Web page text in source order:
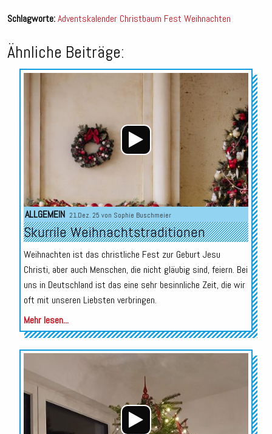
Schlagworte:Adventskalender Christbaum Fest Weihnachten
Ähnliche Beiträge:
Audio-
Player
ALLGEMEIN 21.Dez. 25 von Sophie Buschmeier
Skurrile Weihnachtstraditionen
Weihnachten ist das christliche Fest zur Geburt Jesu
Christi, aber auch Menschen, die nicht gläubig sind, feiern. Bei
uns in Deutschland ist das eine sehr besinnliche Zeit, die wir
oft mit unseren Liebsten verbringen.
Mehr lesen...
Audio-
Player